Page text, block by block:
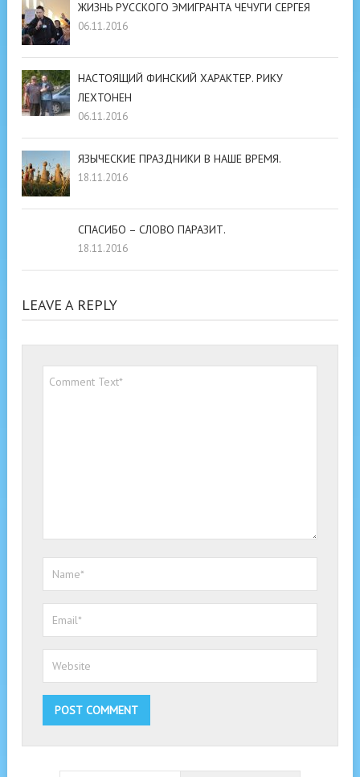
ЖИЗНЬ РУССКОГО ЭМИГРАНТА ЧЕЧУГИ СЕРГЕЯ
06.11.2016
НАСТОЯЩИЙ ФИНСКИЙ ХАРАКТЕР. РИКУ
ЛЕХТОНЕН
06.11.2016
ЯЗЫЧЕСКИЕ ПРАЗДНИКИ В НАШЕ ВРЕМЯ.
18.11.2016
СПАСИБО – СЛОВО ПАРАЗИТ.
18.11.2016
LEAVE A REPLY